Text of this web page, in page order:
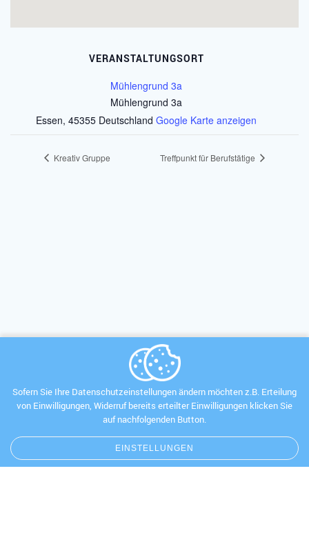
VERANSTALTUNGSORT
Mühlengrund 3a
Mühlengrund 3a
Essen, 45355 Deutschland Google Karte anzeigen
Kreativ Gruppe Treffpunkt für Berufstätige
Sofern Sie Ihre Datenschutzeinstellungen ändern möchten z.B. Erteilung
von Einwilligungen, Widerruf bereits erteilter Einwilligungen klicken Sie
auf nachfolgenden Button.
EINSTELLUNGEN